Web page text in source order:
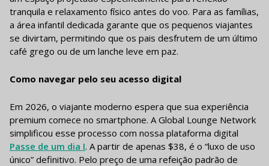
tranquila e relaxamento físico antes do voo. Para as famílias,
a área infantil dedicada garante que os pequenos viajantes
se divirtam, permitindo que os pais desfrutem de um último
café grego ou de um lanche leve em paz.
Como navegar pelo seu acesso digital
Em 2026, o viajante moderno espera que sua experiência
premium comece no smartphone. A Global Lounge Network
simplificou esse processo com nossa plataforma digital
Passe de um dia I. A partir de apenas $38, é o “luxo de uso
único” definitivo. Pelo preço de uma refeição padrão de